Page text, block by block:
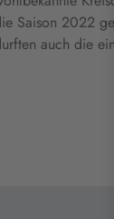
Saison 2022
auch die